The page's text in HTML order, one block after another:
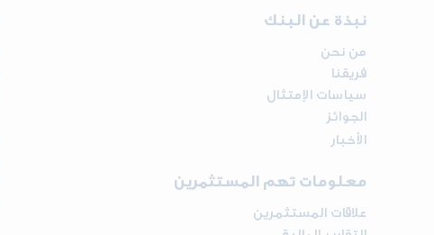
نبذة عن البنك
من نحن
فريقنا
سياسات الإمتثال
الجوائز
الأخبار
معلومات تهم المستثمرين
علاقات المستثمرين